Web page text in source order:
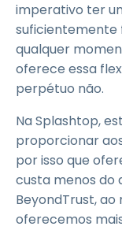
imperativo ter
suficientemente
qualquer
oferece essa
perpétuo não.
Na Splashtop,
proporcionar
por isso que
custa menos do
BeyondTrust,
oferecemos